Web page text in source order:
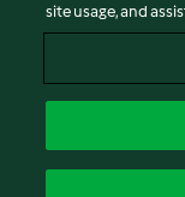
Cégjelzés
Jelentés tartalma
Hozzáférhetőségi
site usage, and